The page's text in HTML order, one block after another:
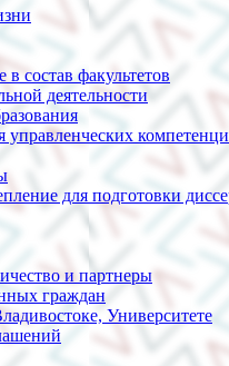
состав факультетов
деятельности
управленческих
для подготовки
и партнеры
граждан
Университете